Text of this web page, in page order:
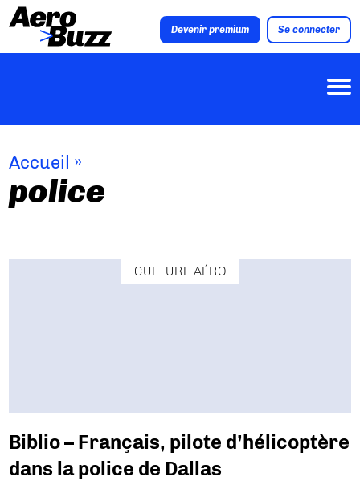
Devenir premium Se connecter
Accueil »
police
CULTURE AÉRO
Biblio – Français, pilote d’hélicoptère
dans la police de Dallas